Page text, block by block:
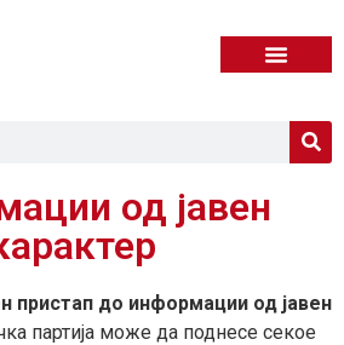
од јавен
пристап до информации од јавeн
партија може да поднесе секое